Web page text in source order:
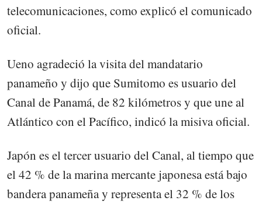
telecomunicaciones, como explicó el comunicado
oficial.
Ueno agradeció la visita del mandatario
panameño y dijo que Sumitomo es usuario del
Canal de Panamá, de 82 kilómetros y que une al
Atlántico con el Pacífico, indicó la misiva oficial.
Japón es el tercer usuario del Canal, al tiempo que
el 42 % de la marina mercante japonesa está bajo
bandera panameña y representa el 32 % de los